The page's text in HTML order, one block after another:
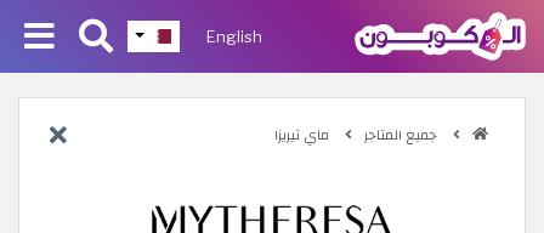
English
جميع المتاجر ماي تيريزا